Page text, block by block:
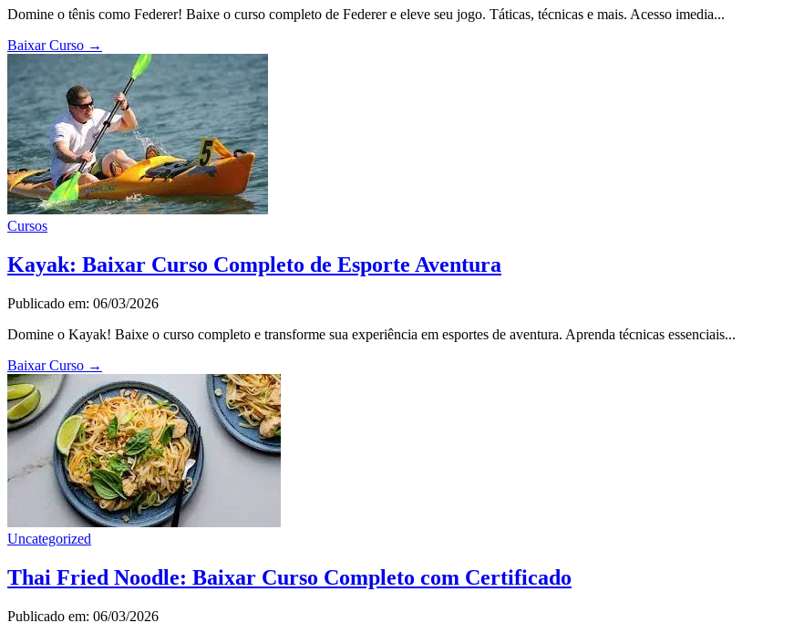
Domine o tênis como Federer! Baixe o curso completo de Federer e eleve seu jogo. Táticas, técnicas e mais. Acesso imedia...
Baixar Curso →
Cursos
Kayak: Baixar Curso Completo de Esporte Aventura
Publicado em: 06/03/2026
Domine o Kayak! Baixe o curso completo e transforme sua experiência em esportes de aventura. Aprenda técnicas essenciais...
Baixar Curso →
Uncategorized
Thai Fried Noodle: Baixar Curso Completo com Certificado
Publicado em: 06/03/2026